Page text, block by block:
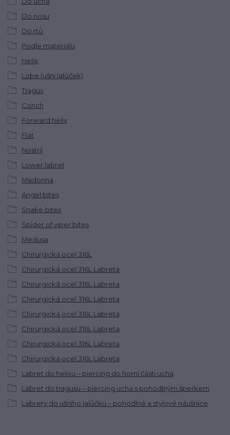
Do nosu
Do rtů
Podle materiálu
Helix
Lobe (ušní lalůček)
Tragus
Conch
Forward helix
Flat
Nostril
Lower labret
Madonna
Angel bites
Snake bites
Spider of viper bites
Medusa
Chirurgická ocel 316L
Chirurgická ocel 316L Labreta
Chirurgická ocel 316L Labreta
Chirurgická ocel 316L Labreta
Chirurgická ocel 316L Labreta
Chirurgická ocel 316L Labreta
Chirurgická ocel 316L Labreta
Chirurgická ocel 316L Labreta
Labret do helixu – piercing do horní části ucha
Labret do tragusu – piercing ucha s pohodlným šperkem
Labrety do ušního lalůčku – pohodlné a stylové náušnice